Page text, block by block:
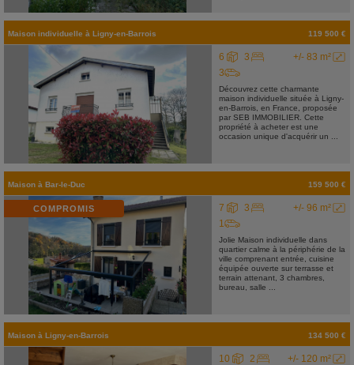
Maison individuelle à Ligny-en-Barrois 119 500 €
+/- 83 m²
6
3
3
Découvrez cette charmante
maison individuelle située à Ligny-
en-Barrois, en France, proposée
par SEB IMMOBILIER. Cette
propriété à acheter est une
occasion unique d'acquérir un ...
Maison à Bar-le-Duc 159 500 €
COMPROMIS +/- 96 m²
7
3
1
Jolie Maison individuelle dans
quartier calme à la périphérie de la
ville comprenant entrée, cuisine
équipée ouverte sur terrasse et
terrain attenant, 3 chambres,
bureau, salle ...
Maison à Ligny-en-Barrois 134 500 €
+/- 120 m²
10
2